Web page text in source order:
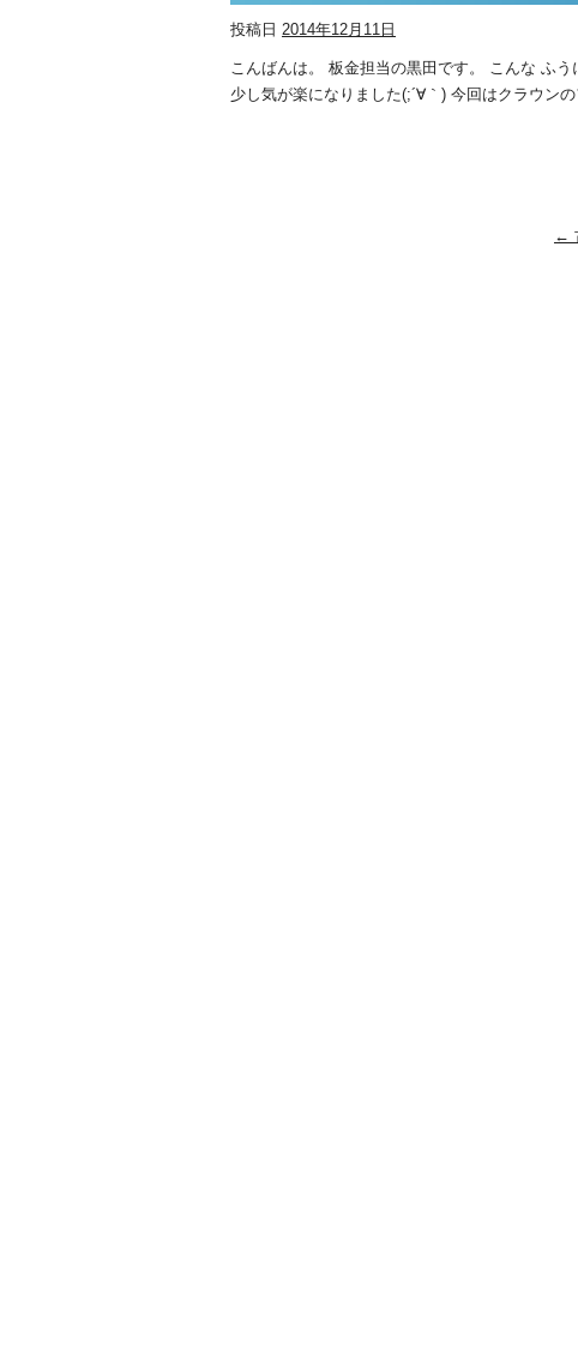
投稿日 2014年12月11日
こんばんは。 板金担当の黒田です。 こんな ふ
少し気が楽になりました(;´∀｀) 今回はクラウン
←